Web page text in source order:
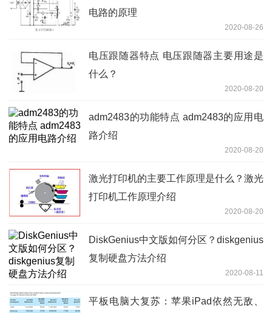
电路的原理
2020-08-26
电压跟随器特点 电压跟随器主要用途是
什么？
2020-08-20
adm2483的功能特点 adm2483的应用电
路介绍
2020-08-20
激光打印机的主要工作原理是什么？激光
打印机工作原理介绍
2020-08-20
DiskGenius中文版如何分区？diskgenius
复制硬盘方法介绍
2020-08-11
平板电脑大复苏：苹果iPad依然无敌、